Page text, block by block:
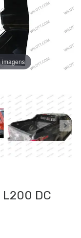
imagens
DC